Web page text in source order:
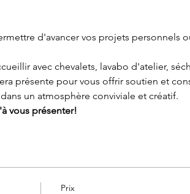
d'avancer vos projets personnels
avec chevalets, lavabo d'atelier,
présente pour vous offrir soutien et
un atmosphère conviviale et créatif.
vous présenter!
Prix